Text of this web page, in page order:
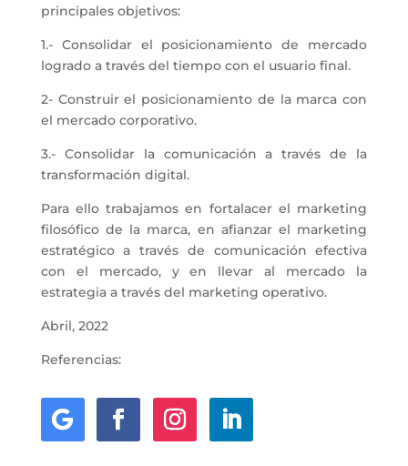
principales objetivos:
1.- Consolidar el posicionamiento de mercado
logrado a través del tiempo con el usuario final.
2- Construir el posicionamiento de la marca con
el mercado corporativo.
3.- Consolidar la comunicación a través de la
transformación digital.
Para ello trabajamos en fortalacer el marketing
filosófico de la marca, en afianzar el marketing
estratégico a través de comunicación efectiva
con el mercado, y en llevar al mercado la
estrategia a través del marketing operativo.
Abril, 2022
Referencias: